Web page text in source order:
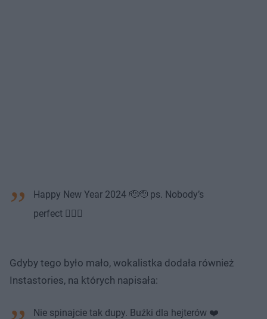
Happy New Year 2024 🫡🫡 ps. Nobody’s
perfect 👌🏽😂
Gdyby tego było mało, wokalistka dodała również
Instastories, na których napisała:
Nie spinajcie tak dupy. Buźki dla hejterów ❤️